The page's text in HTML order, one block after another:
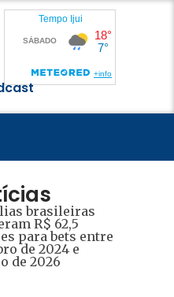
brasileiras
R$ 62,5
para bets entre
de 2024 e
de 2026